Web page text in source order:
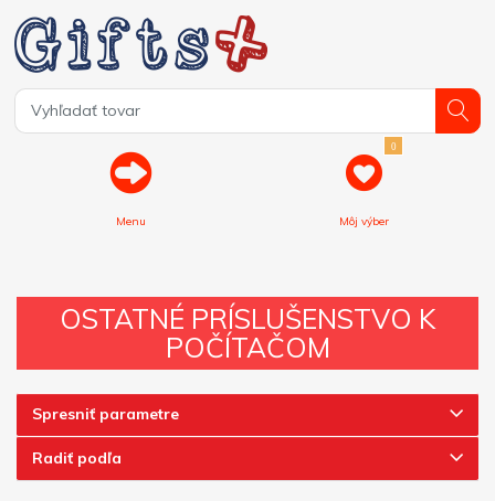
Menu
0
Môj výber
OSTATNÉ PRÍSLUŠENSTVO K
POČÍTAČOM
Spresniť parametre
Radiť podľa